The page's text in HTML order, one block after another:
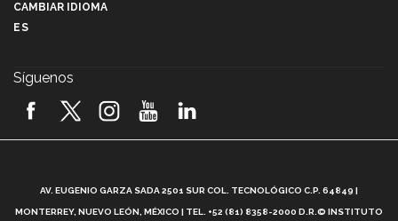
2026! (video)
¿Cómo es el Modelo Educativo Tec? (video)
CAMBIAR IDIOMA
ES
Síguenos
AV. EUGENIO GARZA SADA 2501 SUR COL. TECNOLÓGICO C.P. 64849 |
MONTERREY, NUEVO LEÓN, MÉXICO | TEL. +52 (81) 8358-2000 D.R.© INSTITUTO